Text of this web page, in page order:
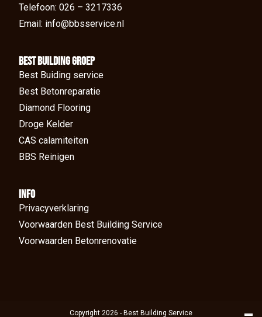
Telefoon: 026 – 3217336
Email: info@bbsservice.nl
BEst Building groep
Best Buiding service
Best Betonreparatie
Diamond Flooring
Droge Kelder
CAS calamiteiten
BBS Reinigen
Info
Privacyverklaring
Voorwaarden Best Building Service
Voorwaarden Betonrenovatie
Copyright 2026 - Best Building Service